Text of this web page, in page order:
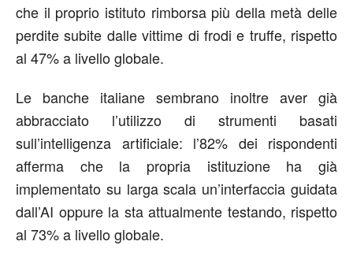
che il proprio istituto rimborsa più della metà delle
perdite subite dalle vittime di frodi e truffe, rispetto
al 47% a livello globale.
Le banche italiane sembrano inoltre aver già
abbracciato l’utilizzo di strumenti basati
sull’intelligenza artificiale: l’82% dei rispondenti
afferma che la propria istituzione ha già
implementato su larga scala un’interfaccia guidata
dall’AI oppure la sta attualmente testando, rispetto
al 73% a livello globale.